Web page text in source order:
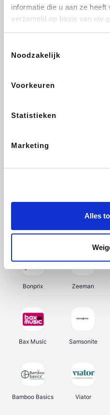
informatie die u aan ze
verzameld op basis van uw
Noodzakelijk
Voorkeuren
Statistieken
Marketing
Alles
Sarenza Interhome
Ekoi
My Jewellery Tennis Point
Bonprix Zeeman
Bax Music Samsonite
Bamboo Basics Viator